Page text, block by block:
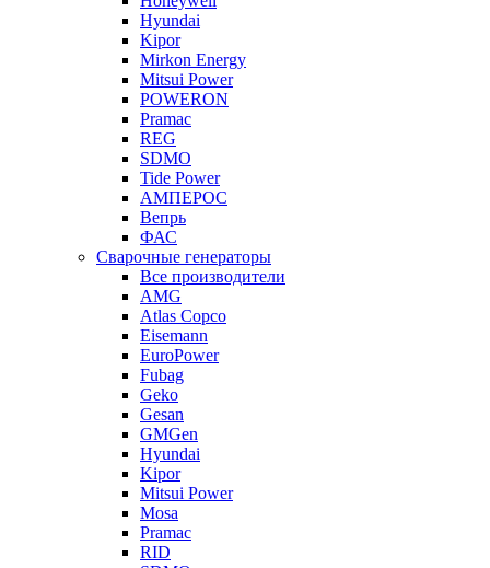
Hyundai
Kipor
Mirkon Energy
Mitsui Power
POWERON
Pramac
REG
SDMO
Tide Power
АМПЕРОС
Вепрь
ФАС
Сварочные генераторы
Все производители
AMG
Atlas Copco
Eisemann
EuroPower
Fubag
Geko
Gesan
GMGen
Hyundai
Kipor
Mitsui Power
Mosa
Pramac
RID